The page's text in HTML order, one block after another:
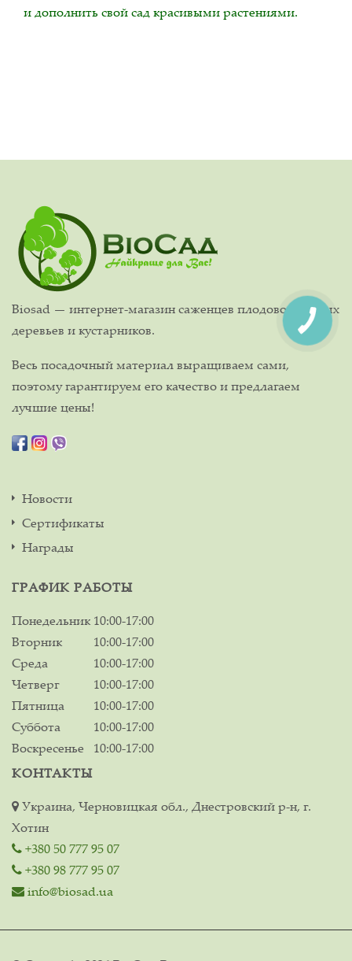
и дополнить свой сад красивыми растениями.
Biosad — интернет-магазин саженцев плодово-ягодных
деревьев и кустарников.
Весь посадочный материал выращиваем сами,
поэтому гарантируем его качество и предлагаем
лучшие цены!
Новости
Сертификаты
Награды
ГРАФИК РАБОТЫ
Понедельник 10:00-17:00
Вторник
10:00-17:00
Среда
10:00-17:00
Четверг
10:00-17:00
Пятница
10:00-17:00
Суббота
10:00-17:00
Воскресенье
10:00-17:00
КОНТАКТЫ
Украина, Черновицкая обл., Днестровский р-н, г.
Хотин
+380 50 777 95 07
+380 98 777 95 07
info@biosad.ua